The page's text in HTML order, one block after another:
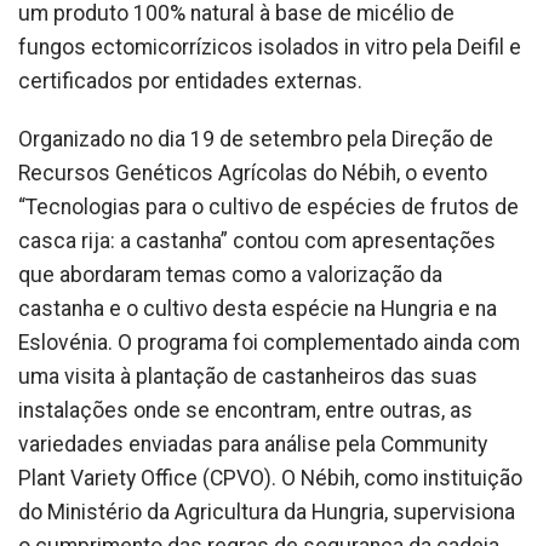
um produto 100% natural à base de micélio de
fungos ectomicorrízicos isolados in vitro pela Deifil e
certificados por entidades externas.
Organizado no dia 19 de setembro pela Direção de
Recursos Genéticos Agrícolas do Nébih, o evento
“Tecnologias para o cultivo de espécies de frutos de
casca rija: a castanha” contou com apresentações
que abordaram temas como a valorização da
castanha e o cultivo desta espécie na Hungria e na
Eslovénia. O programa foi complementado ainda com
uma visita à plantação de castanheiros das suas
instalações onde se encontram, entre outras, as
variedades enviadas para análise pela Community
Plant Variety Office (CPVO). O Nébih, como instituição
do Ministério da Agricultura da Hungria, supervisiona